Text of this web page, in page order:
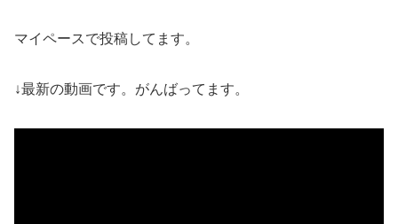
マイペースで投稿してます。
↓最新の動画です。がんばってます。